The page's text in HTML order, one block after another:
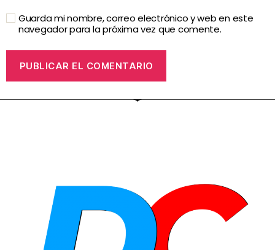
Guarda mi nombre, correo electrónico y web en este
navegador para la próxima vez que comente.